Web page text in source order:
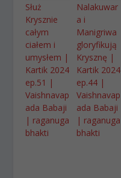
Służ
Krysznie
całym
ciałem i
umysłem |
Kartik 2024
ep.51 |
Vaishnavap
ada Babaji
| raganuga
bhakti
Nalakuwar
a i
Manigriwa
gloryfikują
Krysznę |
Kartik 2024
ep.44 |
Vaishnavap
ada Babaji
| raganuga
bhakti